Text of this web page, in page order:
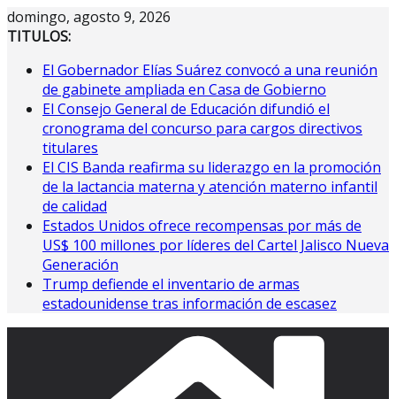
Saltar
al
domingo, agosto 9, 2026
TITULOS:
El Gobernador Elías Suárez convocó a una reunión
de gabinete ampliada en Casa de Gobierno
El Consejo General de Educación difundió el
cronograma del concurso para cargos directivos
titulares
El CIS Banda reafirma su liderazgo en la promoción
de la lactancia materna y atención materno infantil
de calidad
Estados Unidos ofrece recompensas por más de
US$ 100 millones por líderes del Cartel Jalisco Nueva
Generación
Trump defiende el inventario de armas
estadounidense tras información de escasez